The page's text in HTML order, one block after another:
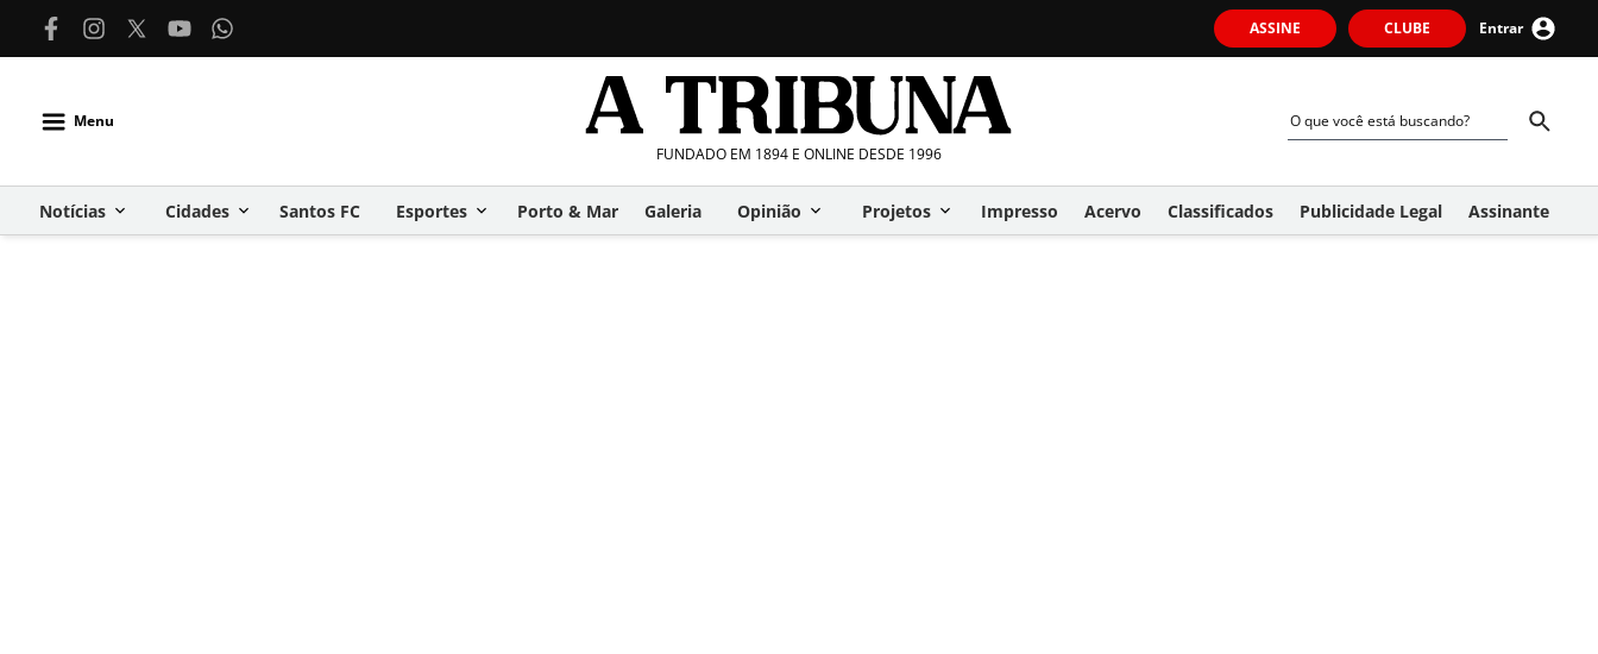
ASSINE CLUBE Entrar
Menu
FUNDADO EM 1894 E ONLINE DESDE 1996
Notícias Cidades Santos FC Esportes Porto & Mar Galeria Opinião Projetos Impresso Acervo Classificados Publicidade Legal Assinante